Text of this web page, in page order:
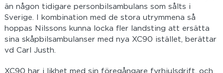
än någon tidigare personbilsambulans som sålts i
Sverige. I kombination med de stora utrymmena så
hoppas Nilssons kunna locka fler landsting att ersätta
sina skåpbilsambulanser med nya XC90 istället, berättar
vd Carl Justh.
XC90 har i likhet med sin föregångare fyrhjulsdrift, och